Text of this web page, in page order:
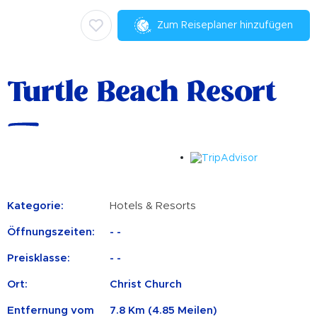
Zum Reiseplaner hinzufügen
Turtle Beach Resort
Kategorie: Hotels & Resorts
Öffnungszeiten: - -
Preisklasse: - -
Ort: Christ Church
Entfernung vom
7.8 Km (4.85 Meilen)